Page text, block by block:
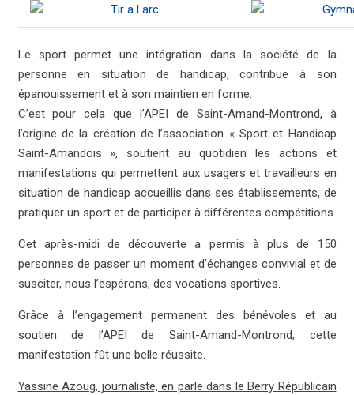
Le sport permet une intégration dans la société de la
personne en situation de handicap, contribue à son
épanouissement et à son maintien en forme.
C’est pour cela que l’APEI de Saint-Amand-Montrond, à
l’origine de la création de l’association « Sport et Handicap
Saint-Amandois », soutient au quotidien les actions et
manifestations qui permettent aux usagers et travailleurs en
situation de handicap accueillis dans ses établissements, de
pratiquer un sport et de participer à différentes compétitions.
Cet après-midi de découverte a permis à plus de 150
personnes de passer un moment d’échanges convivial et de
susciter, nous l’espérons, des vocations sportives.
Grâce à l’engagement permanent des bénévoles et au
soutien de l’APEI de Saint-Amand-Montrond, cette
manifestation fût une belle réussite.
Yassine Azoug, journaliste, en parle dans le Berry Républicain